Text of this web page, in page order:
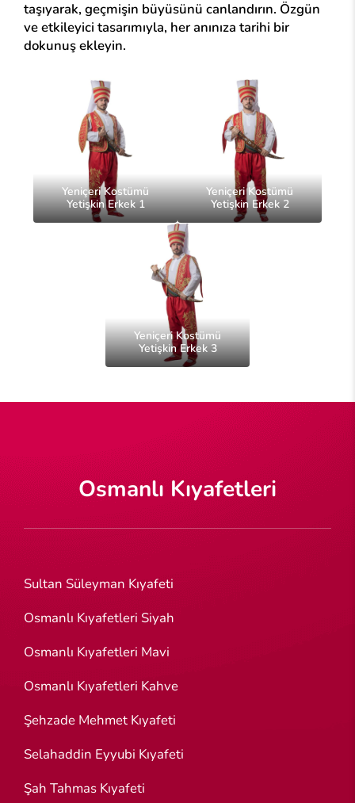
taşıyarak, geçmişin büyüsünü canlandırın. Özgün
ve etkileyici tasarımıyla, her anınıza tarihi bir
dokunuş ekleyin.
Yeniçeri Kostümü
Yetişkin Erkek 1
Yeniçeri Kostümü
Yetişkin Erkek 2
Yeniçeri Kostümü
Yetişkin Erkek 3
Osmanlı Kıyafetleri
Sultan Süleyman Kıyafeti
Osmanlı Kıyafetleri Siyah
Osmanlı Kıyafetleri Mavi
Osmanlı Kıyafetleri Kahve
Şehzade Mehmet Kıyafeti
Selahaddin Eyyubi Kıyafeti
Şah Tahmas Kıyafeti